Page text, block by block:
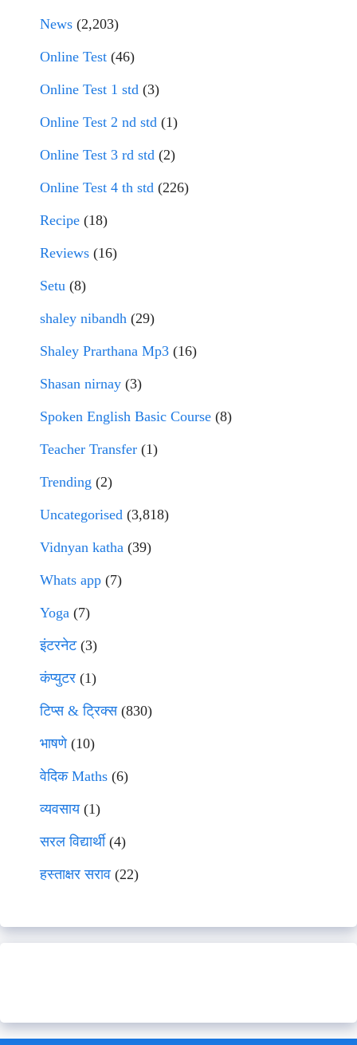
News (2,203)
Online Test (46)
Online Test 1 std (3)
Online Test 2 nd std (1)
Online Test 3 rd std (2)
Online Test 4 th std (226)
Recipe (18)
Reviews (16)
Setu (8)
shaley nibandh (29)
Shaley Prarthana Mp3 (16)
Shasan nirnay (3)
Spoken English Basic Course (8)
Teacher Transfer (1)
Trending (2)
Uncategorised (3,818)
Vidnyan katha (39)
Whats app (7)
Yoga (7)
इंटरनेट(3)
कंप्युटर (1)
टिप्स & ट्रिक्स(830)
भाषणे(10)
वेदिक Maths (6)
व्यवसाय(1)
सरल विद्यार्थी(4)
हस्ताक्षर सराव (22)